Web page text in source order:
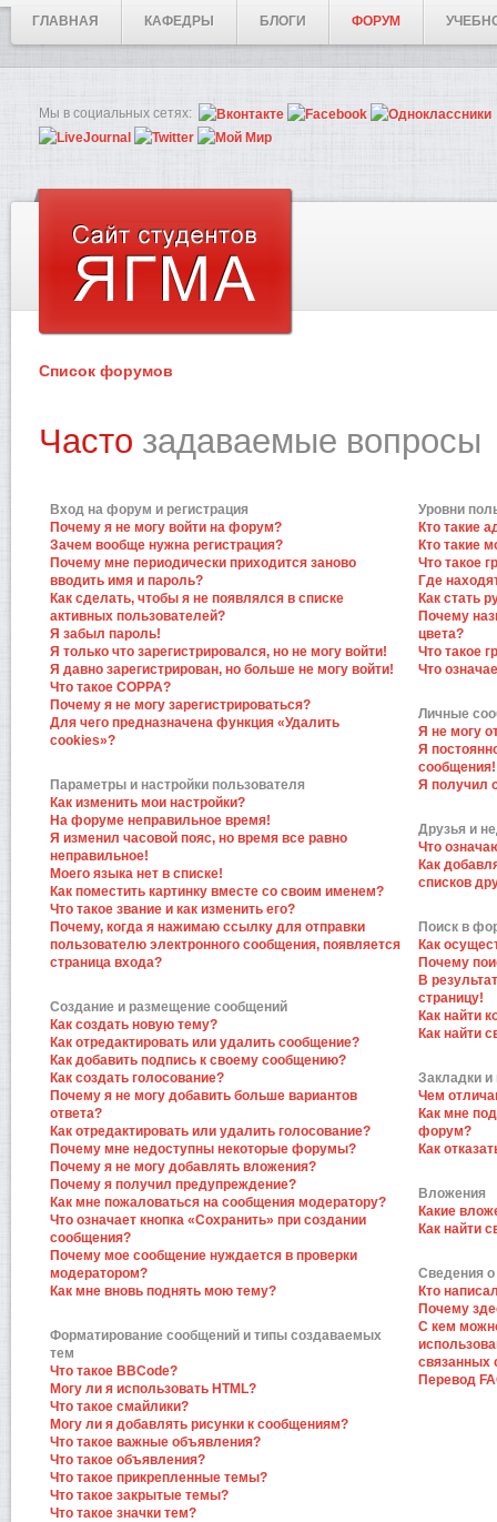
ГЛАВНАЯ КАФЕДРЫ БЛОГИ ФОРУМ
Мы в социальных сетях:
Список форумов
Часто задаваемые вопросы
Вход на форум и регистрация
Почему я не могу войти на форум?
Зачем вообще нужна регистрация?
Почему мне периодически приходится заново
вводить имя и пароль?
Как сделать, чтобы я не появлялся в списке
активных пользователей?
Я забыл пароль!
Я только что зарегистрировался, но не могу войти!
Я давно зарегистрирован, но больше не могу войти!
Что такое COPPA?
Почему я не могу зарегистрироваться?
Для чего предназначена функция «Удалить
cookies»?
Параметры и настройки пользователя
Как изменить мои настройки?
На форуме неправильное время!
Я изменил часовой пояс, но время все равно
неправильное!
Моего языка нет в списке!
Как поместить картинку вместе со своим именем?
Что такое звание и как изменить его?
Почему, когда я нажимаю ссылку для отправки
пользователю электронного сообщения, появляется
страница входа?
Создание и размещение сообщений
Как создать новую тему?
Как отредактировать или удалить сообщение?
Как добавить подпись к своему сообщению?
Как создать голосование?
Почему я не могу добавить больше вариантов
ответа?
Как отредактировать или удалить голосование?
Почему мне недоступны некоторые форумы?
Почему я не могу добавлять вложения?
Почему я получил предупреждение?
Как мне пожаловаться на сообщения модератору?
Что означает кнопка «Сохранить» при создании
сообщения?
Почему мое сообщение нуждается в проверки
модератором?
Как мне вновь поднять мою тему?
Форматирование сообщений и типы создаваемых
тем
Что такое BBCode?
Могу ли я использовать HTML?
Что такое смайлики?
Могу ли я добавлять рисунки к сообщениям?
Что такое важные объявления?
Что такое объявления?
Что такое прикрепленные темы?
Что такое закрытые темы?
Что такое значки тем?
Уровни
Кто такие
Кто такие
Что такое
Где
Как стать
Почему
цвета?
Что такое
Что
Личные
Я не могу
Я
сообщения!
Я получил
Друзья и
Что
Как
списков
Поиск в
Как
Почему
В
страницу!
Как найти
Как найти
Закладки и
Чем
Как мне
форум?
Как
Вложения
Какие
Как найти
Сведения о
Кто
Почему
С кем
связанных
Перевод